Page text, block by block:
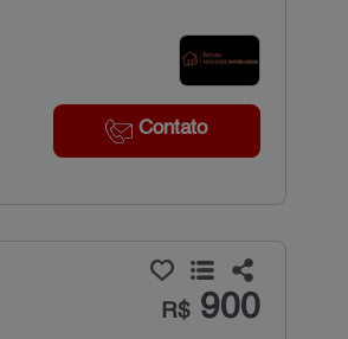
Contato
R$900